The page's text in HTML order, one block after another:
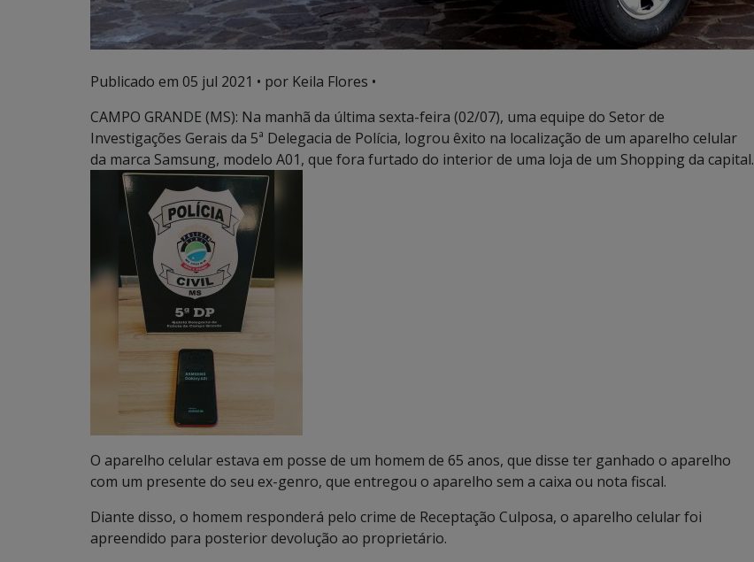
Publicado em 05 jul 2021 • por Keila Flores •
CAMPO GRANDE (MS): Na manhã da última sexta-feira (02/07), uma equipe do Setor de
Investigações Gerais da 5ª Delegacia de Polícia, logrou êxito na localização de um aparelho celular
da marca Samsung, modelo A01, que fora furtado do interior de uma loja de um Shopping da capital.
O aparelho celular estava em posse de um homem de 65 anos, que disse ter ganhado o aparelho
com um presente do seu ex-genro, que entregou o aparelho sem a caixa ou nota fiscal.
Diante disso, o homem responderá pelo crime de Receptação Culposa, o aparelho celular foi
apreendido para posterior devolução ao proprietário.